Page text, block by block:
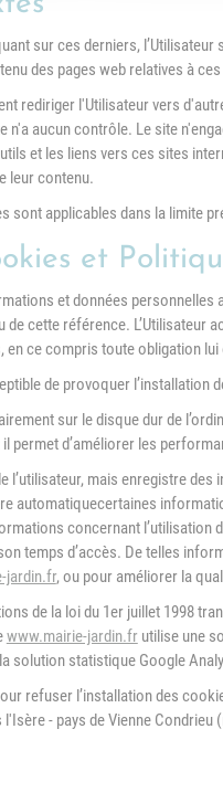
sur ces derniers,
des pages web relatives à
rediriger l'Utilisateur vers
aucun contrôle. Le site
et les liens vers ces sites
leur contenu.
applicables dans la limite
et
et données personnelles
cette référence. L’Utilisateur
ce compris toute obligation
de provoquer l’installation
sur le disque dur de
permet d’améliorer les
l’utilisateur, mais enregistre
automatiquecertaines
concernant l’utilisation
temps d’accès. De telles
jardin.fr, ou pour améliorer la
de la loi du 1er juillet 1998
www.mairie-jardin.fr utilise une
solution statistique Google
refuser l’installation des
- pays de Vienne Condrieu